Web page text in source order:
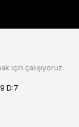
için çalışıyoruz.
D:7